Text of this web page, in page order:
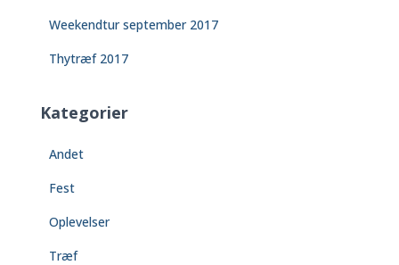
Weekendtur september 2017
Thytræf 2017
Kategorier
Andet
Fest
Oplevelser
Træf